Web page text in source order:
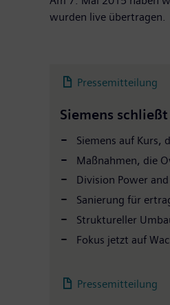
wurden live übertragen.
Pressemitteilung
Siemens
Siemens auf Kurs,
Maßnahmen, die
Division Power
Sanierung für
Struktureller
Fokus jetzt auf
Pressemitteilung